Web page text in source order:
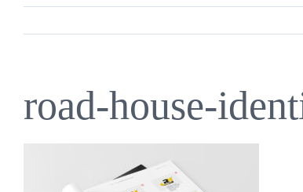
road-house-